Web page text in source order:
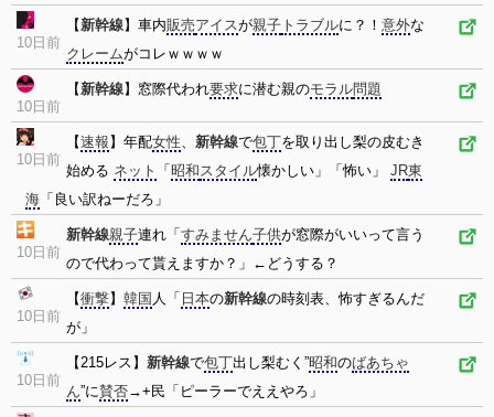
10日前
【新幹線】車内販売アイスが親子 トラブルに？！ 意外な
クレームがコレｗｗｗｗ
10日前
【新幹線】窓際代われ要求に潜む親のモラル問題
10日前
【速報 】年配女性、 新幹線で包丁を取り出し梨の皮むき
始める ネット 「 昭和スタイル懐かしい」「怖い」 JR東
海 「良い訳ねーだろ」
10日前
新幹線親子連れ「 すみません子供が窓際がいいって言う
ので代わって貰えますか？」←どうする？
10日前
【衝撃】 韓国 人「 日本の新幹線の時刻表、怖すぎるんだ
が」
10日前
【215レス】 新幹線で包丁出し梨むく”昭和のばあちゃ
ん”に賛否→+民「ピーラーでええやろ」